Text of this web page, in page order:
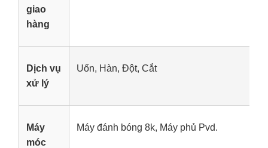
giao
hàng
Dịch vụ
xử lý
Uốn, Hàn, Đột, Cắt
Máy
móc
Máy đánh bóng 8k, Máy phủ Pvd.